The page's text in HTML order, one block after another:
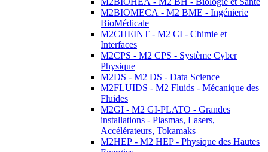
M2BIOMECA - M2 BME - Ingénierie
BioMédicale
M2CHEINT - M2 CI - Chimie et
Interfaces
M2CPS - M2 CPS - Système Cyber
Physique
M2DS - M2 DS - Data Science
M2FLUIDS - M2 Fluids - Mécanique des
Fluides
M2GI - M2 GI-PLATO - Grandes
installations - Plasmas, Lasers,
Accélérateurs, Tokamaks
M2HEP - M2 HEP - Physique des Hautes